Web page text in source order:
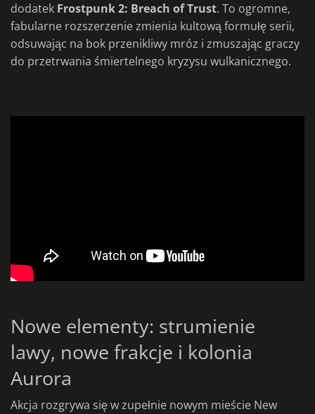
dodatek Frostpunk 2: Breach of Trust. To ogromne,
fabularne rozszerzenie zmienia kultową formułę serii,
odsuwając na bok przenikliwy mróz i zmuszając graczy
do przetrwania śmiertelnego kryzysu wulkanicznego.
Nowe elementy: strumienie
lawy, nowe frakcje i kolonia
Aurora
Akcja rozgrywa się w zupełnie nowym mieście New